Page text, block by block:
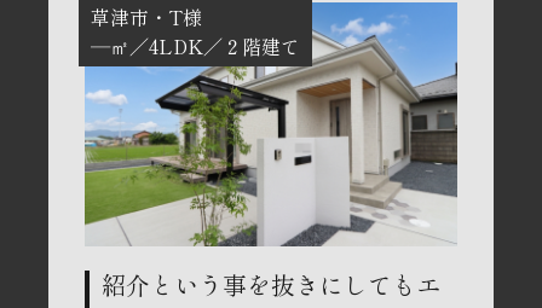
草津市
T様
―㎡
4LDK ２階建て
紹介という事を抜きにしてもエ